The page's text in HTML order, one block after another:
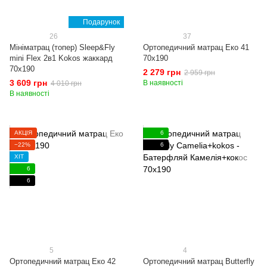
Подарунок
26
Мініматрац (топер) Sleep&Fly
mini Flex 2в1 Kokos жаккард
70x190
3 609 грн 4 010 грн
В наявності
37
Ортопедичний матрац Еко 41
70x190
2 279 грн 2 959 грн
В наявності
АКЦІЯ
−22%
ХІТ
6
6
5
Ортопедичний матрац Еко 42
6
6
4
Ортопедичний матрац Butterfly